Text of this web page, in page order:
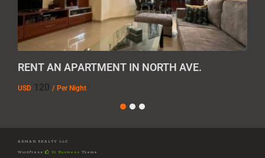
RENT AN APARTMENT IN NORTH AVE.
USD 120 / Per Night
ARMAN REALTY LLC
WordPress Di Business Theme